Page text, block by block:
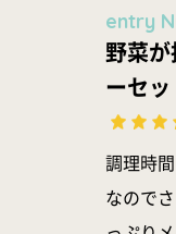
entry
野菜が
ーセッ
調理時
なので